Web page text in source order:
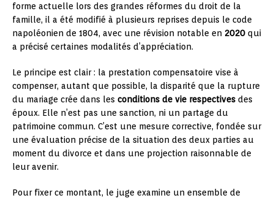
forme actuelle lors des grandes réformes du droit de la
famille, il a été modifié à plusieurs reprises depuis le code
napoléonien de 1804, avec une révision notable en 2020 qui
a précisé certaines modalités d’appréciation.
Le principe est clair : la prestation compensatoire vise à
compenser, autant que possible, la disparité que la rupture
du mariage crée dans les conditions de vie respectives des
époux. Elle n’est pas une sanction, ni un partage du
patrimoine commun. C’est une mesure corrective, fondée sur
une évaluation précise de la situation des deux parties au
moment du divorce et dans une projection raisonnable de
leur avenir.
Pour fixer ce montant, le juge examine un ensemble de